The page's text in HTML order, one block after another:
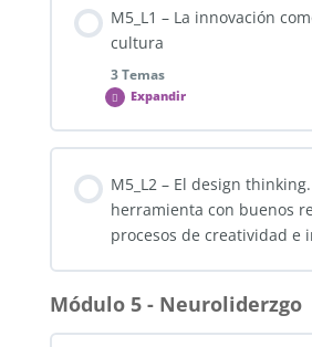
programación neurolinguística
M4_L2_F1 – Foro – 3 a 5
practicarás en los próximos 21
0% COMPLETADO 0/1 pasos
¿Cómo propiciar la creatividad?
M5_L1 – La innovación
cultura
3 Temas
Expandir
0% COMPLETADO 0/3 pasos
Resistencia al cambio
M5_L2 – El design
herramienta con buenos
procesos de creatividad e
Módulo 5 - Neuroliderzgo